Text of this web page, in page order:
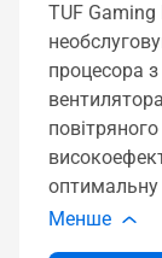
TUF Gaming
процесора
оптимальну
Менше